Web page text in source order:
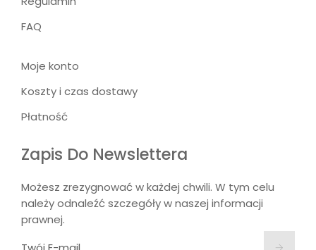
FAQ
Moje konto
Koszty i czas dostawy
Płatność
Zapis Do Newslettera
Możesz zrezygnować w każdej chwili. W tym celu
należy odnaleźć szczegóły w naszej informacji
prawnej.